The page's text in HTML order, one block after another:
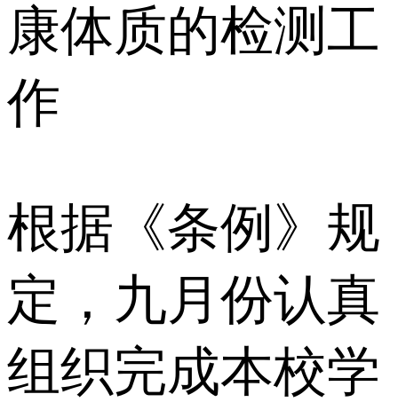
康体质的检测工
作
根据《条例》规
定，九月份认真
组织完成本校学